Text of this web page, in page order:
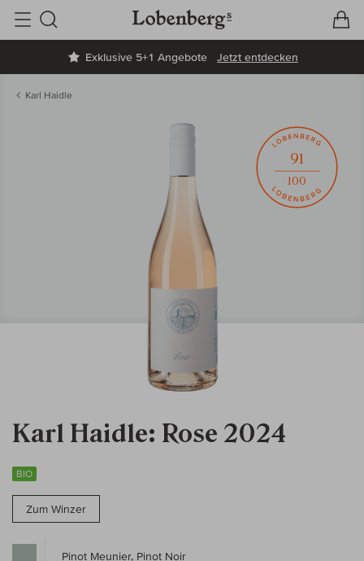
Exklusive 5+1 Angebote Jetzt entdecken
Suche
Karl Haidle
Karl Haidle: Rose 2024
BIO
Zum Winzer
91
100
Pinot Meunier, Pinot Noir